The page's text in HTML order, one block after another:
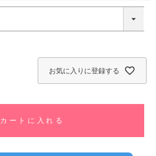
お気に入りに登録する
カートに入れる